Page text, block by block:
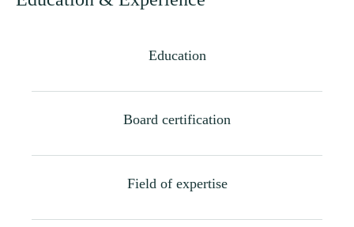
Education
Board certification
Field of expertise